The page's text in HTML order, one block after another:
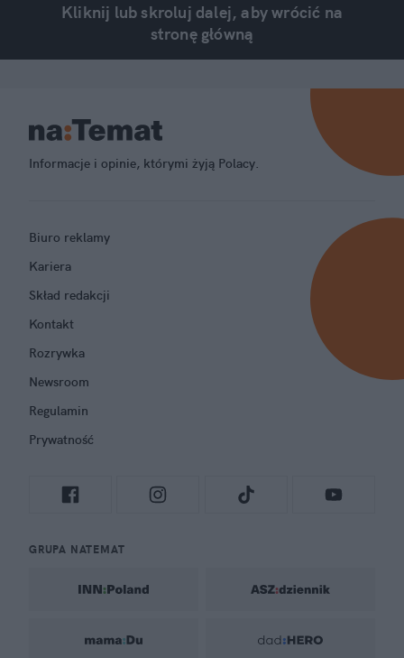
Kliknij lub skroluj dalej, aby wrócić na
stronę główną
Informacje i opinie, którymi żyją Polacy.
Biuro reklamy
Kariera
Skład redakcji
Kontakt
Rozrywka
Newsroom
Regulamin
Prywatność
GRUPA NATEMAT